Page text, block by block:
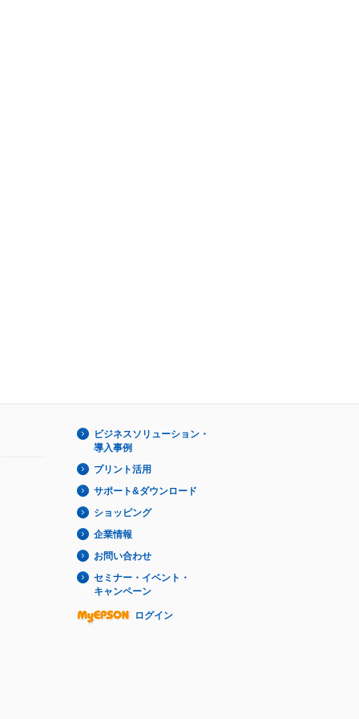
ビジネスソリューション・
導入事例
プリント活用
サポート&ダウンロード
ショッピング
企業情報
お問い合わせ
セミナー・イベント・
キャンペーン
ログイン